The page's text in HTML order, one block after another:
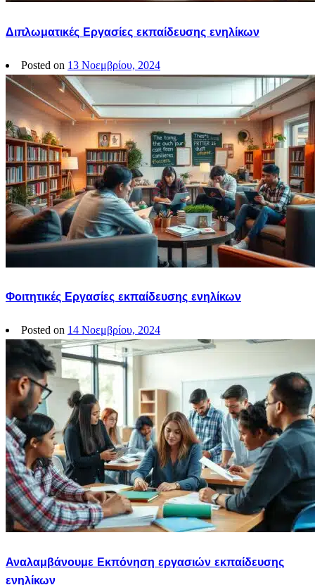
Διπλωματικές Εργασίες εκπαίδευσης ενηλίκων
Posted on 13 Νοεμβρίου, 2024
Φοιτητικές Εργασίες εκπαίδευσης ενηλίκων
Posted on 14 Νοεμβρίου, 2024
Αναλαμβάνουμε Εκπόνηση εργασιών εκπαίδευσης
ενηλίκων